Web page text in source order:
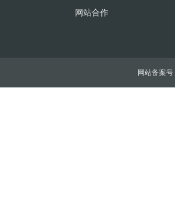
网站合作
网站备案号